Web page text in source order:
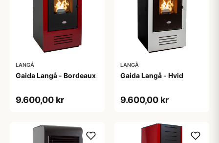
LANGÅ
Gaida Langå - Bordeaux
9.600,00 kr
LANGÅ
Gaida Langå - Hvid
9.600,00 kr